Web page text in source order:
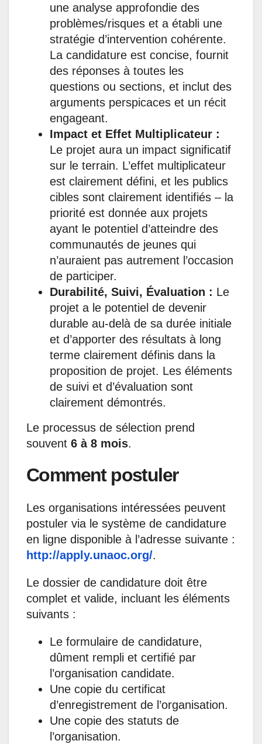
une analyse approfondie des
problèmes/risques et a établi une
stratégie d’intervention cohérente.
La candidature est concise, fournit
des réponses à toutes les
questions ou sections, et inclut des
arguments perspicaces et un récit
engageant.
Impact et Effet Multiplicateur :
Le projet aura un impact significatif
sur le terrain. L’effet multiplicateur
est clairement défini, et les publics
cibles sont clairement identifiés – la
priorité est donnée aux projets
ayant le potentiel d’atteindre des
communautés de jeunes qui
n’auraient pas autrement l’occasion
de participer.
Durabilité, Suivi, Évaluation : Le
projet a le potentiel de devenir
durable au-delà de sa durée initiale
et d’apporter des résultats à long
terme clairement définis dans la
proposition de projet. Les éléments
de suivi et d’évaluation sont
clairement démontrés.
Le processus de sélection prend
souvent 6 à 8 mois.
Comment postuler
Les organisations intéressées peuvent
postuler via le système de candidature
en ligne disponible à l’adresse suivante :
http://apply.unaoc.org/.
Le dossier de candidature doit être
complet et valide, incluant les éléments
suivants :
Le formulaire de candidature,
dûment rempli et certifié par
l’organisation candidate.
Une copie du certificat
d’enregistrement de l’organisation.
Une copie des statuts de
l’organisation.